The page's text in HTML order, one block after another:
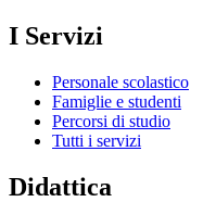
I Servizi
Personale scolastico
Famiglie e studenti
Percorsi di studio
Tutti i servizi
Didattica